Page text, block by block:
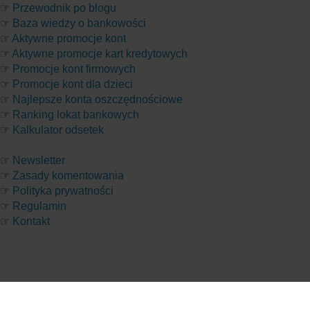
☞ Przewodnik po blogu
☞ Baza wiedzy o bankowości
☞ Aktywne promocje kont
☞ Aktywne promocje kart kredytowych
☞ Promocje kont firmowych
☞ Promocje kont dla dzieci
☞ Najlepsze konta oszczędnościowe
☞ Ranking lokat bankowych
☞ Kalkulator odsetek
☞ Newsletter
☞ Zasady komentowania
☞ Polityka prywatności
☞ Regulamin
☞ Kontakt